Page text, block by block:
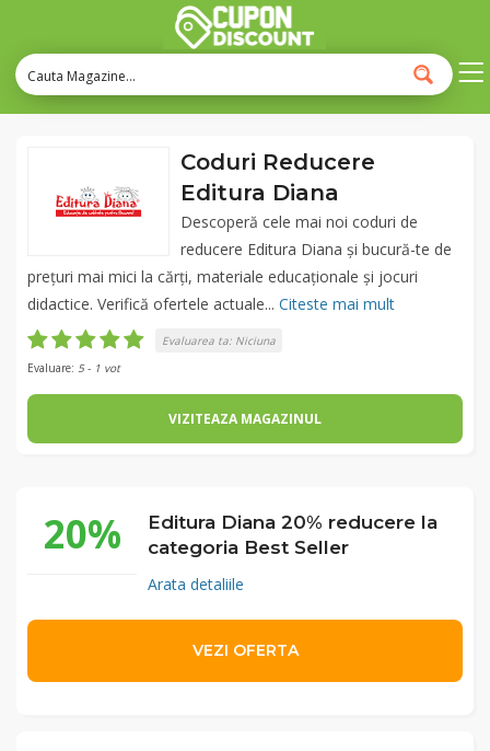
Coduri Reducere
Editura Diana
Descoperă cele mai noi coduri de
reducere Editura Diana și bucură-te de
prețuri mai mici la cărți, materiale educaționale și jocuri
didactice. Verifică ofertele actuale... Citeste mai mult
Evaluarea ta: Niciuna
Evaluare: 5- 1 vot
VIZITEAZA MAGAZINUL
20%
Editura Diana 20% reducere la
categoria Best Seller
Arata detaliile
VEZI OFERTA